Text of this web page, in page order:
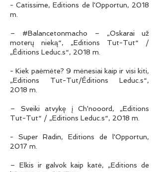
- Catissime, Editions de l'Opportun, 2018
m.
– #Balancetonmacho – „Oskarai už
moterų nieką“, „Editions Tut-Tut“ /
„Éditions Leduc.s“, 2018 m.
- Kiek paėmėte? 9 mėnesiai kaip ir visi kiti,
„Editions Tut-Tut/Éditions Leduc.s“,
2018 m.
– Sveiki atvykę į Ch'nooord, „Editions
Tut-Tut“ / „Editions Leduc.s“, 2018 m.
- Super Radin, Editions de l'Opportun,
2017 m.
– Elkis ir galvok kaip katė, „Editions de